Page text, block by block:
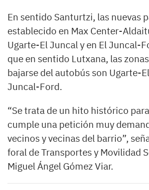
En sentido Santurtzi, las nuevas
establecido en Max Center-
Ugarte-El Juncal y en El Juncal-
que en sentido Lutxana, las
bajarse del autobús son Ugarte-
Juncal-Ford.
“Se trata de un hito histórico
cumple una petición muy
vecinos y vecinas del barrio”,
foral de Transportes y Movilidad
Miguel Ángel Gómez Viar.